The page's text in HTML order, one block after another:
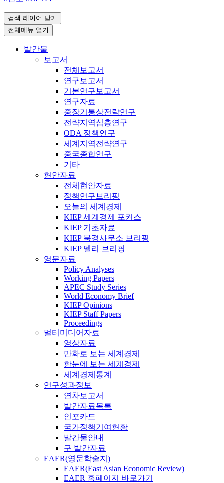
검색 레이어 닫기
전체메뉴 열기
발간물
보고서
전체보고서
연구보고서
기본연구보고서
연구자료
중장기통상전략연구
전략지역심층연구
ODA 정책연구
세계지역전략연구
중국종합연구
기타
현안자료
전체현안자료
정책연구브리핑
오늘의 세계경제
KIEP 세계경제 포커스
KIEP 기초자료
KIEP 북경사무소 브리핑
KIEP 델리 브리핑
영문자료
Policy Analyses
Working Papers
APEC Study Series
World Economy Brief
KIEP Opinions
KIEP Staff Papers
Proceedings
멀티미디어자료
영상자료
만화로 보는 세계경제
한눈에 보는 세계경제
세계경제통계
연구성과정보
연차보고서
발간자료목록
인포카드
국가정책기여현황
발간물안내
구 발간자료
EAER(영문학술지)
EAER(East Asian Economic Review)
EAER 홈페이지 바로가기